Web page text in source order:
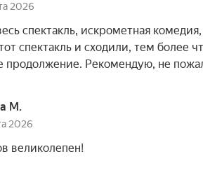
2026
спектакль, искрометная
спектакль и сходили, тем более
продолжение. Рекомендую, не
М.
2026
великолепен!